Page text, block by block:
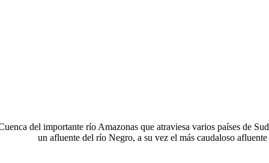
del importante río Amazonas que atraviesa varios países de
un afluente del río Negro, a su vez el más caudaloso